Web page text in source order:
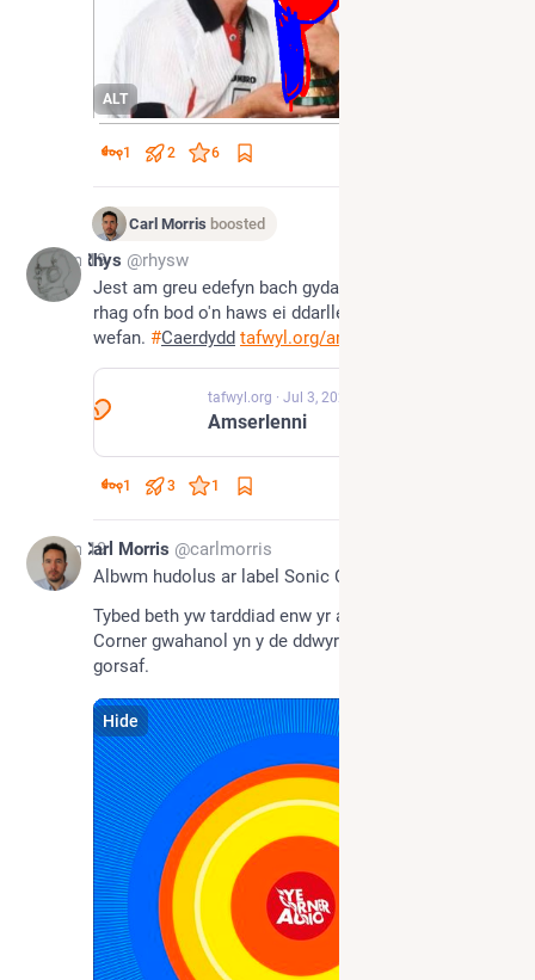
ALT
1 2 6
Carl Morris boosted
Jun 19Rhys @rhysw
Jest am greu edefyn bach gyda lineups
rhag ofn bod o'n haws ei ddarllen ar y ffôn nag ar y
wefan. #Caerdydd tafwyl.org/amserlen/
tafwyl.org · Jul 3, 2023
Amserlenni
1 3 1
Jun 19Carl Morris @carlmorris
Albwm hudolus ar label Sonic Cathedral.
Tybed beth yw tarddiad enw yr artist? Mae dau Pye
Corner gwahanol yn y de ddwyrain gan gynnwys
gorsaf.
Hide